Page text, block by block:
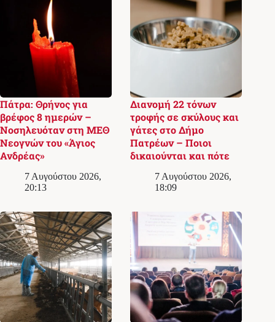
Πάτρα: Θρήνος για
βρέφος 8 ημερών –
Νοσηλευόταν στη ΜΕΘ
Νεογνών του «Άγιος
Ανδρέας»
7 Αυγούστου 2026,
20:13
Διανομή 22 τόνων
τροφής σε σκύλους και
γάτες στο Δήμο
Πατρέων – Ποιοι
δικαιούνται και πότε
7 Αυγούστου 2026,
18:09